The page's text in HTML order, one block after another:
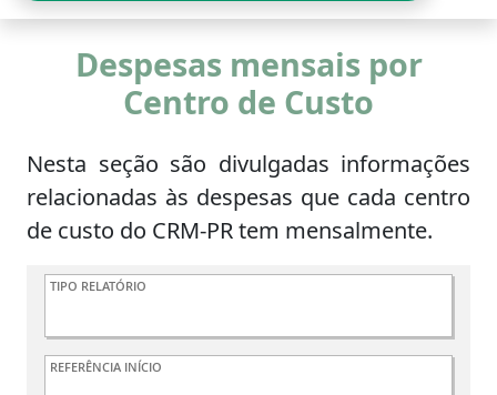
Despesas mensais por
Centro de Custo
Nesta seção são divulgadas informações
relacionadas às despesas que cada centro
de custo do CRM-PR tem mensalmente.